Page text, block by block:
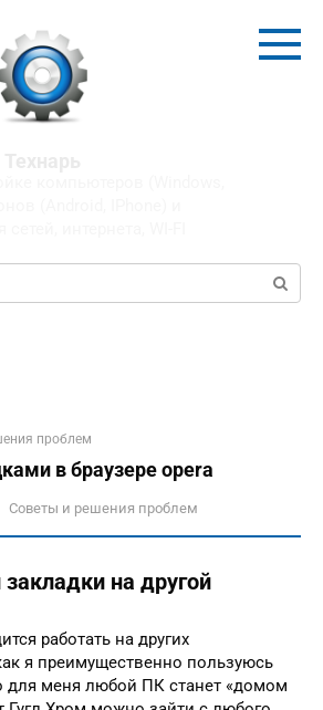
проблем
в браузере opera
Советы и решения проблем
на другой
работать на других
я преимущественно пользуюсь
для меня любой ПК станет «домом